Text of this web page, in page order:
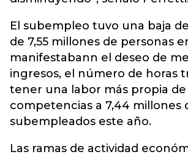
El subempleo tuvo una baja de
de 7,55 millones de personas
manifestabann el deseo de
ingresos, el número de horas
tener una labor más propia de
competencias a 7,44 millones
subempleados este año.
Las ramas de actividad